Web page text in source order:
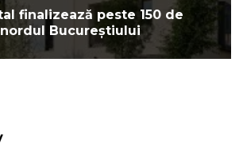
finalizează peste 150 de
Bucureștiului